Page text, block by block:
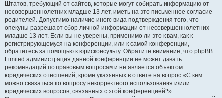
Штатов, требующий от сайтов, которые могут собирать информацию от
несовершеннолетних младше 13 лет, иметь на это письменное согласие
родителей. Допустимо наличие иного вида подтверждения того, что
опекуны разрешают сбор личной информации от несовершеннолетних
младше 13 лет. Если вы не уверены, применимо ли это к вам, как к
регистрирующемуся на конференции, или к самой конференции,
обратитесь за помощью к юрисконсульту. Обратите внимание, что phpBB
Limited администрация данной конференции не может давать
рекомендаций по правовым вопросам и не является объектом
юридических отношений, кроме указанных в ответе на вопрос «С кем
можно связаться по вопросу некорректного использования и/или
юридических вопросов, связанных с этой конференцией?».